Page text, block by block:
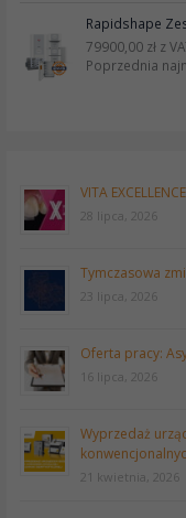
Rapidshape
79900,00 złz
Poprzednia
VITA
28 lipca, 2026
Tymczasowa
23 lipca, 2026
Oferta pracy:
16 lipca, 2026
Wyprzedaż
21 kwietnia, 2026